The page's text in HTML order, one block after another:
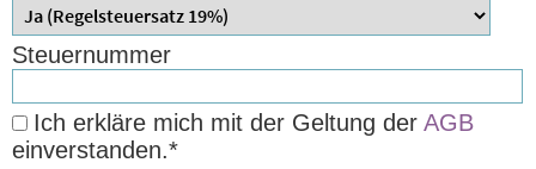
Steuernummer
Ich erkläre mich mit der Geltung der AGB
einverstanden.*